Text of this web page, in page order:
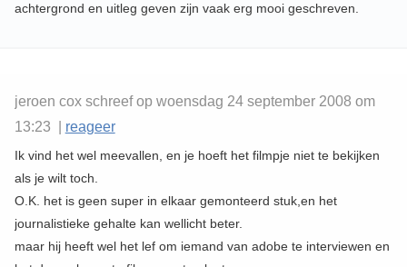
achtergrond en uitleg geven zijn vaak erg mooi geschreven.
jeroen cox schreef op woensdag 24 september 2008 om
13:23 | reageer
Ik vind het wel meevallen, en je hoeft het filmpje niet te bekijken
als je wilt toch.
O.K. het is geen super in elkaar gemonteerd stuk,en het
journalistieke gehalte kan wellicht beter.
maar hij heeft wel het lef om iemand van adobe te interviewen en